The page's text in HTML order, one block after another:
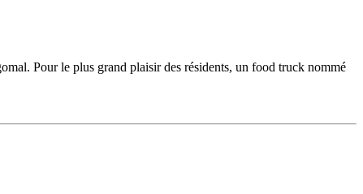
Pour le plus grand plaisir des résidents, un food truck nommé